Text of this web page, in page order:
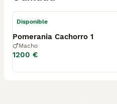
Disponible
Pomerania Cachorro 1
Macho
1200 €